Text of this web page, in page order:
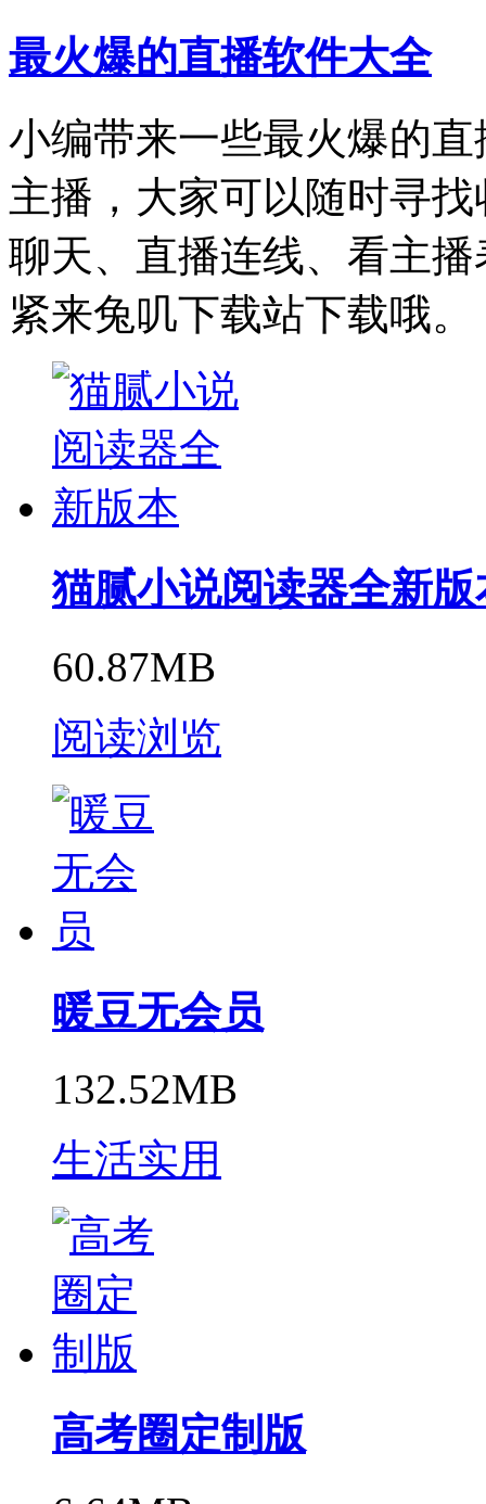
最火爆的直播软件大全
小编带来一些最火爆的
主播，大家可以随时寻
聊天、直播连线、看主
紧来兔叽下载站下载哦。
猫腻小说阅读器全新版
60.87MB
阅读浏览
暖豆无会员
132.52MB
生活实用
高考圈定制版